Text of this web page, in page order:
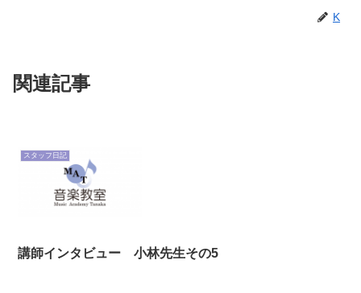
K
関連記事
スタッフ日記
講師インタビュー 小林先生その5